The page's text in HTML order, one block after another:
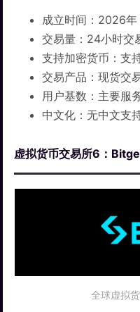
成立时间：2026年
交易量：24小时交
支持加密货币：支
交易产品：现货交
用户基数：主要服
中文化：无中文支
虚拟货币交易所6：
全球虚拟